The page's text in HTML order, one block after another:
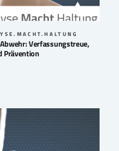
Verfassungstreue,
Prävention